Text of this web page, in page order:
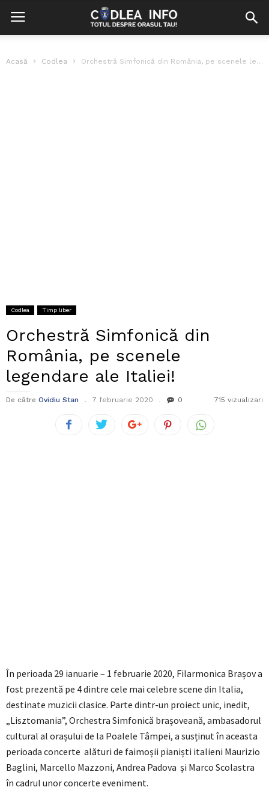
Acasă Codlea Orchestră Simfonică din România, pe scenele legendare ale Italiei!
Codlea Timp liber
Orchestră Simfonică din
România, pe scenele
legendare ale Italiei!
De către Ovidiu Stan 7 februarie 2020 0 715 vizualizari
În perioada 29 ianuarie – 1 februarie 2020, Filarmonica Brașov a
fost prezentă pe 4 dintre cele mai celebre scene din Italia,
destinate muzicii clasice. Parte dintr-un proiect unic, inedit,
„Lisztomania”, Orchestra Simfonică brașoveană, ambasadorul
cultural al orașului de la Poalele Tâmpei, a susținut în aceasta
perioada concerte alături de faimoșii pianiști italieni Maurizio
Baglini, Marcello Mazzoni, Andrea Padova și Marco Scolastra
în cadrul unor concerte eveniment.